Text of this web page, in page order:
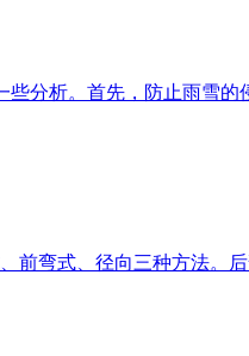
分析。首先，防止雨雪
前弯式、径向三种方法。